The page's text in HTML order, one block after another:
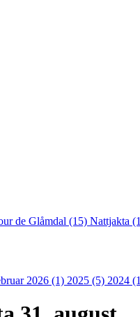
de Glåmdal (15) Nattjakta
2026 (1) 2025 (5) 2024